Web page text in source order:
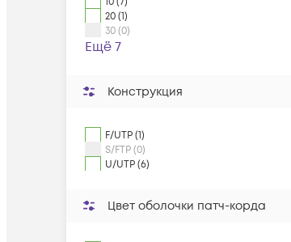
20 (1)
30 (0)
Ещё 7
Конструкция
F/UTP (1)
S/FTP (0)
U/UTP (6)
Цвет оболочки патч-корда